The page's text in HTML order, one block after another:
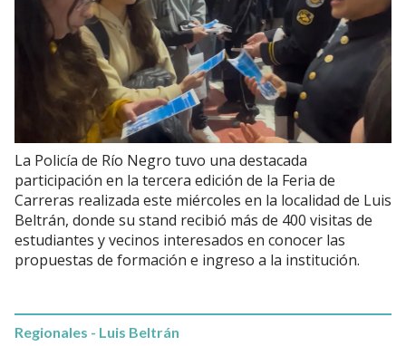
La Policía de Río Negro tuvo una destacada
participación en la tercera edición de la Feria de
Carreras realizada este miércoles en la localidad de Luis
Beltrán, donde su stand recibió más de 400 visitas de
estudiantes y vecinos interesados en conocer las
propuestas de formación e ingreso a la institución.
Regionales - Luis Beltrán